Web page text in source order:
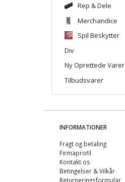
Rep & Dele
Merchandice
Spil Beskytter
Div
Ny Oprettede Varer
Tilbudsvarer
INFORMATIONER
Fragt og betaling
Firmaprofil
Kontakt os
Betingelser & Vilkår
Returneringsformular